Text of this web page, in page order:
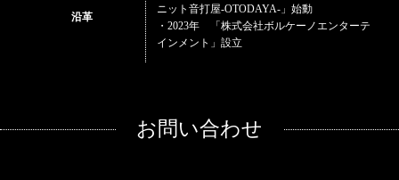
沿革
ニット音打屋-OTODAYA-」始動
・2023年 「株式会社ボルケーノエンターテ
インメント」設立
お問い合わせ